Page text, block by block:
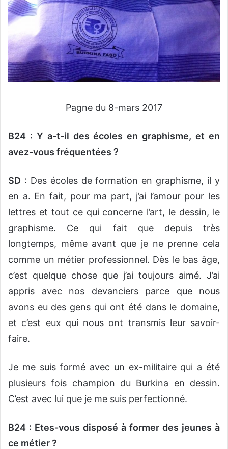
Pagne du 8-mars 2017
B24 : Y a-t-il des écoles en graphisme, et en
avez-vous fréquentées ?
SD : Des écoles de formation en graphisme, il y
en a. En fait, pour ma part, j’ai l’amour pour les
lettres et tout ce qui concerne l’art, le dessin, le
graphisme. Ce qui fait que depuis très
longtemps, même avant que je ne prenne cela
comme un métier professionnel. Dès le bas âge,
c’est quelque chose que j’ai toujours aimé. J’ai
appris avec nos devanciers parce que nous
avons eu des gens qui ont été dans le domaine,
et c’est eux qui nous ont transmis leur savoir-
faire.
Je me suis formé avec un ex-militaire qui a été
plusieurs fois champion du Burkina en dessin.
C’est avec lui que je me suis perfectionné.
B24 : Etes-vous disposé à former des jeunes à
ce métier ?